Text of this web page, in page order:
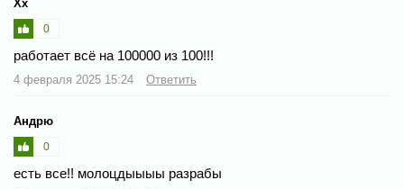
Хх
0
работает всё на 100000 из 100!!!
4 февраля 2025 15:24 Ответить
Андрю
0
есть все!! молоцдыыыы разрабы